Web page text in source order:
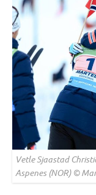
Vetle Sjaastad
Aspenes (NOR) ©